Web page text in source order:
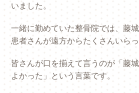
いました。
一緒に勤めていた整骨院では、藤
患者さんが遠方からたくさんいら
皆さんが口を揃えて言うのが「藤
よかった」という言葉です。